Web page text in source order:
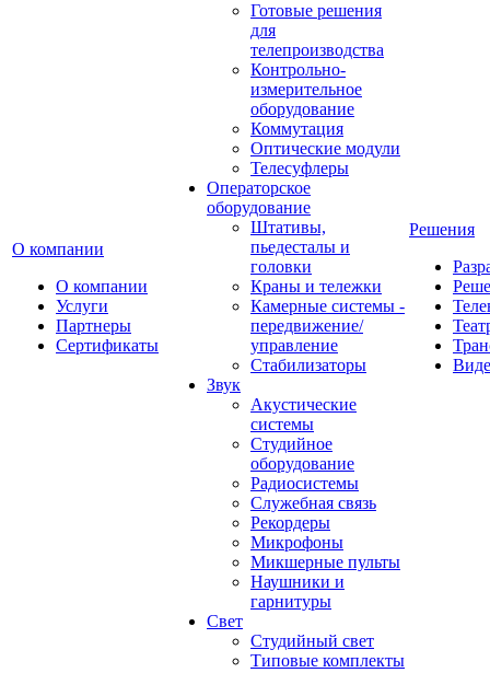
О компании
О компании
Услуги
Партнеры
Сертификаты
Готовые решения
для
телепроизводства
Контрольно-
измерительное
оборудование
Коммутация
Оптические модули
Телесуфлеры
Операторское
оборудование
Штативы,
пьедесталы и
головки
Краны и тележки
Камерные системы -
передвижение/
управление
Стабилизаторы
Звук
Акустические
системы
Студийное
оборудование
Радиосистемы
Служебная связь
Рекордеры
Микрофоны
Микшерные пульты
Наушники и
гарнитуры
Свет
Студийный свет
Типовые комплекты
Решения